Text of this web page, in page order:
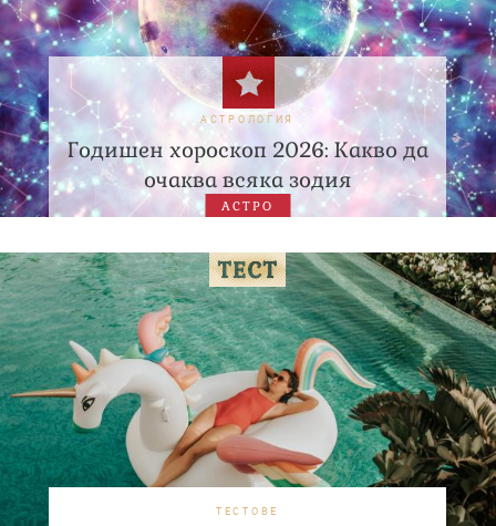
АСТРОЛОГИЯ
Годишен хороскоп 2026: Какво да
очаква всяка зодия
АСТРО
ТЕСТОВЕ